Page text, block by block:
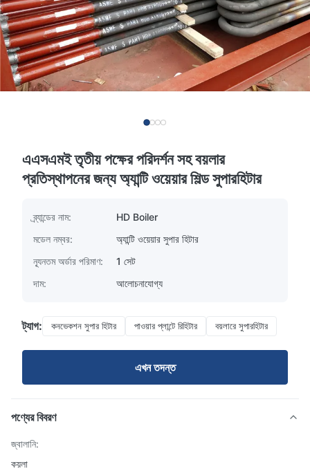
এএসএমই তৃতীয় পক্ষের পরিদর্শন সহ বয়লার
প্রতিস্থাপনের জন্য অ্যান্টি ওয়েয়ার শিল্ড সুপারহিটার
ব্র্যান্ডের নাম:
HD Boiler
মডেল নম্বর:
অ্যান্টি ওয়েয়ার সুপার হিটার
ন্যূনতম অর্ডার পরিমাণ:
1 সেট
দাম:
আলোচনাযোগ্য
ট্যাগ: কনভেকশন সুপার হিটার পাওয়ার প্লান্টে রিহিটার বয়লারে সুপারহিটার
এখন তদন্ত
পণ্যের বিবরণ
জ্বালানি:
কয়লা